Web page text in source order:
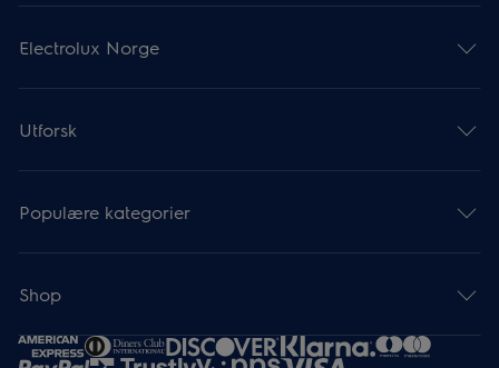
Electrolux Norge
Utforsk
Populære kategorier
Shop